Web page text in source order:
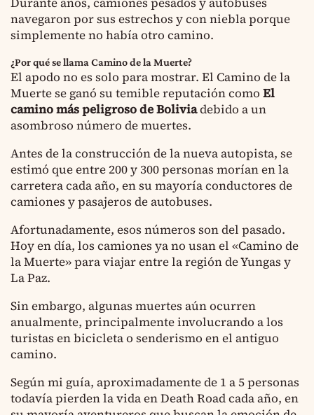
navegaron por sus estrechos y con niebla porque
simplemente no había otro camino.
¿Por qué se llama Camino de la Muerte?
El apodo no es solo para mostrar. El Camino de la
Muerte se ganó su temible reputación como El
camino más peligroso de Boliviadebido a un
asombroso número de muertes.
Antes de la construcción de la nueva autopista, se
estimó que entre 200 y 300 personas morían en la
carretera cada año, en su mayoría conductores de
camiones y pasajeros de autobuses.
Afortunadamente, esos números son del pasado.
Hoy en día, los camiones ya no usan el «Camino de
la Muerte» para viajar entre la región de Yungas y
La Paz.
Sin embargo, algunas muertes aún ocurren
anualmente, principalmente involucrando a los
turistas en bicicleta o senderismo en el antiguo
camino.
Según mi guía, aproximadamente de 1 a 5 personas
todavía pierden la vida en Death Road cada año, en